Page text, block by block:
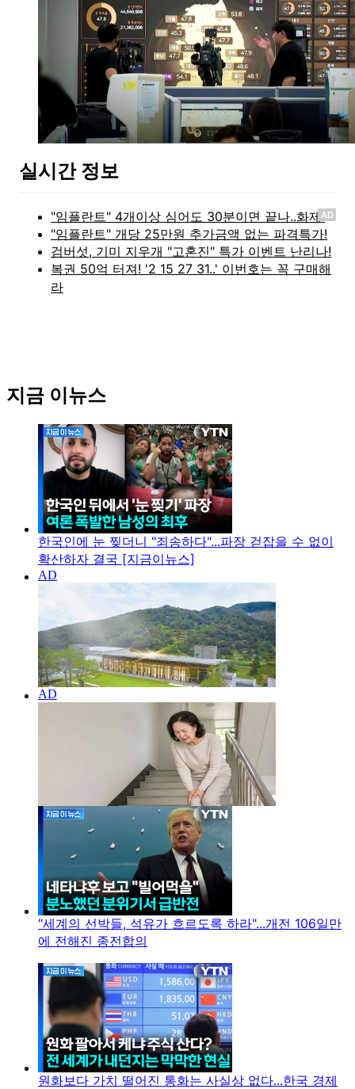
실시간 정보
AD
지금 이뉴스
한국인에 눈 찢더니 "죄송하다"...파장 걷잡을 수 없이
확산하자 결국 [지금이뉴스]
"세계의 선박들, 석유가 흐르도록 하라"...개전 106일만
에 전해진 종전합의
원화보다 가치 떨어진 통화는 사실상 없다...한국 경제